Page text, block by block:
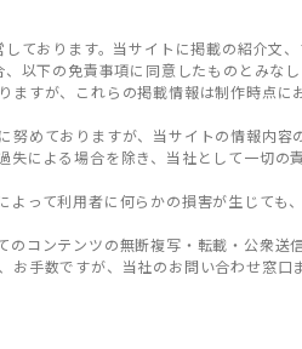
ております。当サイトに掲載の紹介文
以下の免責事項に同意したものとみなし
すが、これらの掲載情報は制作時点
めておりますが、当サイトの情報内
による場合を除き、当社として一切
って利用者に何らかの損害が生じて
コンテンツの無断複写・転載・公衆送信
手数ですが、当社のお問い合わせ窓口